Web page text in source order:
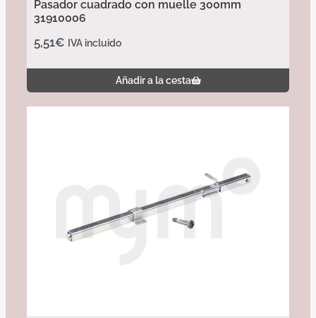
Pasador cuadrado con muelle 300mm
31910006
5,51€ IVA incluido
Añadir a la cesta